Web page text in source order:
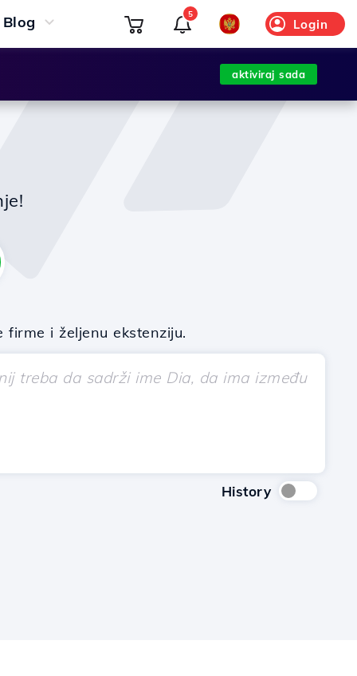
Blog Login
5
aktiviraj sada
i željenu ekstenziju.
History